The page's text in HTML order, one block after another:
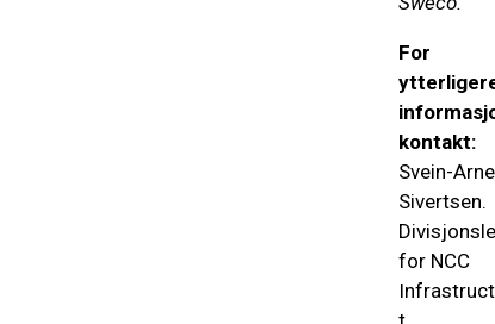
For
kontakt:
Svein-Arne
Sivertsen.
for NCC